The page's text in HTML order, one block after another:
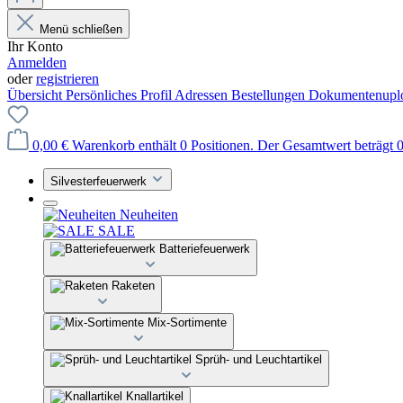
Menü schließen
Ihr Konto
Anmelden
oderregistrieren
Übersicht Persönliches Profil Adressen Bestellungen
0,00 € Warenkorb enthält 0 Positionen. Der Gesamtwert beträgt
Silvesterfeuerwerk
Neuheiten
SALE
Batteriefeuerwerk
Raketen
Mix-Sortimente
Sprüh- und Leuchtartikel
Knallartikel